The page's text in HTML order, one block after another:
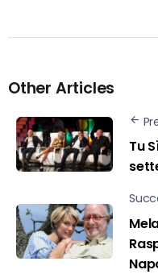
Other Articles
Tu